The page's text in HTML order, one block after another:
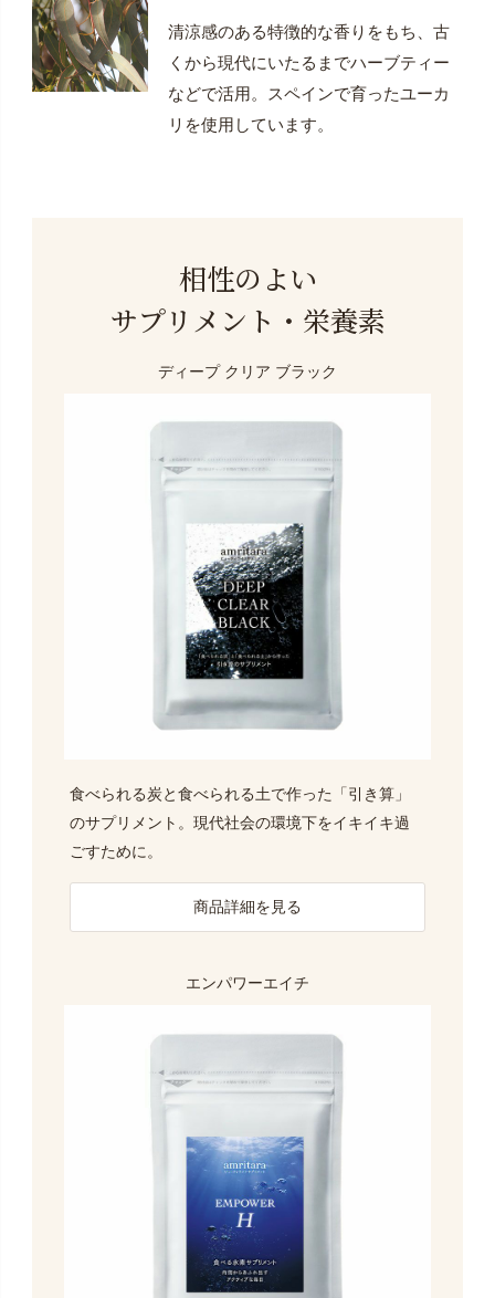
清涼感のある特徴的な香りをもち、古
くから現代にいたるまでハーブティー
などで活用。スペインで育ったユーカ
リを使用しています。
相性のよい
サプリメント・栄養素
ディープ クリア ブラック
食べられる炭と食べられる土で作った「引き算」
のサプリメント。現代社会の環境下をイキイキ過
ごすために。
商品詳細を見る
エンパワーエイチ